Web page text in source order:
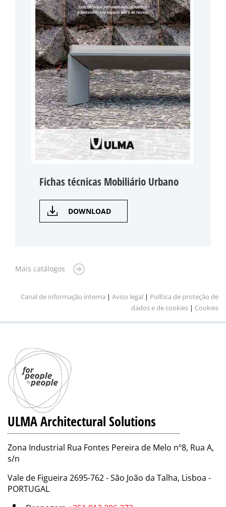
Fichas técnicas Mobiliário Urbano
DOWNLOAD
Mais catálogos
Canal de informação interna | Aviso legal | Política de proteção de
dados e de cookies | Cookies
ULMA Architectural Solutions
Zona Industrial Rua Fontes Pereira de Melo nº8, Rua A,
s/n
Vale de Figueira 2695-762 - São João da Talha, Lisboa -
PORTUGAL